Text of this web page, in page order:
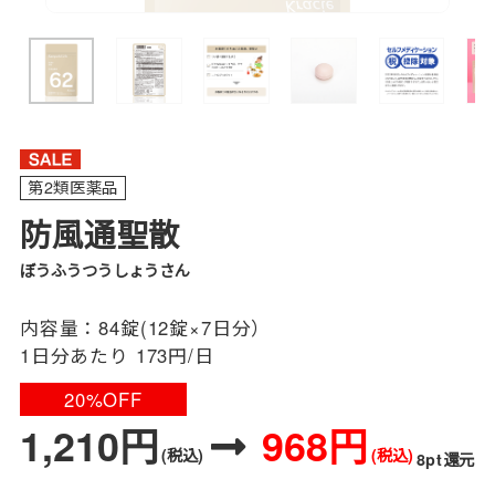
第2類医薬品
防風通聖散
ぼうふうつうしょうさん
内容量：84錠(12錠×7日分）
1日分あたり 173円/日
20%OFF
1,210円(税込) 968円 (税込) 8pt還元